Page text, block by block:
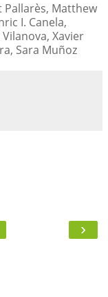
Pallarès, Matthew
I. Canela,
Xavier
Sara Muñoz
›